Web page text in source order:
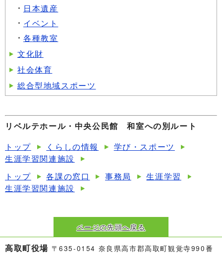
日本遺産
イベント
各種教室
文化財
社会体育
総合型地域スポーツ
リベルテホール・中央公民館 和室への別ルート
トップ
くらしの情報
学び・スポーツ
生涯学習関連施設
トップ
各課の窓口 事務局
生涯学習
生涯学習関連施設
ページの先頭へ戻る
高取町役場 〒635-0154 奈良県高市郡高取町観覚寺990番